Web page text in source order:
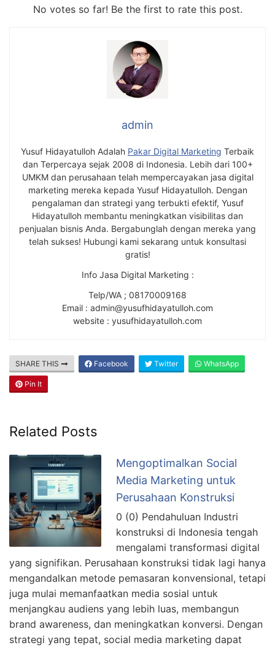
No votes so far! Be the first to rate this post.
admin
Yusuf Hidayatulloh Adalah Pakar Digital Marketing Terbaik
dan Terpercaya sejak 2008 di Indonesia. Lebih dari 100+
UMKM dan perusahaan telah mempercayakan jasa digital
marketing mereka kepada Yusuf Hidayatulloh. Dengan
pengalaman dan strategi yang terbukti efektif, Yusuf
Hidayatulloh membantu meningkatkan visibilitas dan
penjualan bisnis Anda. Bergabunglah dengan mereka yang
telah sukses! Hubungi kami sekarang untuk konsultasi
gratis!
Info Jasa Digital Marketing :
Telp/WA ; 08170009168
Email : admin@yusufhidayatulloh.com
website : yusufhidayatulloh.com
SHARE THIS Facebook Twitter WhatsApp
Pin It
Related Posts
Mengoptimalkan Social
Media Marketing untuk
Perusahaan Konstruksi
0 (0) Pendahuluan Industri
konstruksi di Indonesia tengah
mengalami transformasi digital
yang signifikan. Perusahaan konstruksi tidak lagi hanya
mengandalkan metode pemasaran konvensional, tetapi
juga mulai memanfaatkan media sosial untuk
menjangkau audiens yang lebih luas, membangun
brand awareness, dan meningkatkan konversi. Dengan
strategi yang tepat, social media marketing dapat